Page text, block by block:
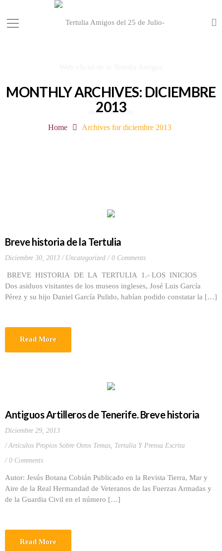
MONTHLY ARCHIVES: DICIEMBRE
2013
Home Archives for diciembre 2013
Breve historia de la Tertulia
Diciembre 30, 2013 Uncategorized 0 Comments
BREVE HISTORIA DE LA TERTULIA 1.- LOS INICIOS
Dos asiduos visitantes de los museos ingleses, José Luis García
Pérez y su hijo Daniel García Pulido, habían podido constatar la […]
Read More
Antiguos Artilleros de Tenerife. Breve historia
Diciembre 29, 2013
Artículos Propios Sobre Otros Temas, Tertulia Y Prensa Escrita
0 Comments
Autor: Jesús Botana Cobián Publicado en la Revista Tierra, Mar y
Aire de la Real Hermandad de Veteranos de las Fuerzas Armadas y
de la Guardia Civil en el número […]
Read More